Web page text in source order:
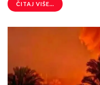
ČITAJ VIŠE...